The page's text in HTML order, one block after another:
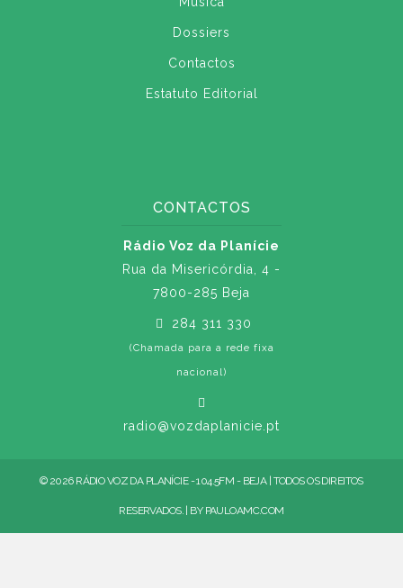
Dossiers
Contactos
Estatuto Editorial
CONTACTOS
Rádio Voz da Planície
Rua da Misericórdia, 4 -
7800-285 Beja
284 311 330
(Chamada para a rede fixa
nacional)
radio@vozdaplanicie.pt
© 2026 RÁDIO VOZ DA PLANÍCIE - 104.5FM - BEJA | TODOS OS DIREITOS
RESERVADOS. | BY PAULOAMC.COM